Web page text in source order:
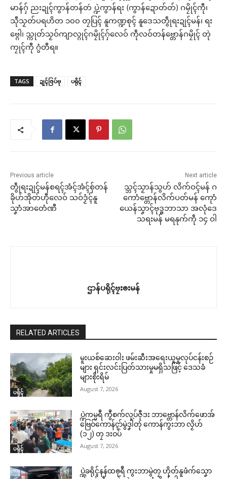
မာန်ဂှ် ညးဍုၚ်ကွာန်တန်တဴ ပ္ဍဲကွာန်ရး (ကွာန်ဍောတ်တ်) ဂမၠိုၚ်ကီု၊
သီုသၟတ်ပရဟိတ ၁၀၀ တၠပြၚ် နူကဏ္ဍစုၚ် နူဒေသတွဵုရးဍုၚ်မန်၊ ရး
ဗ္ဂေါ၊ သ္ကုတ်သၟဝ်ကျာလ္ဂုၚ်ဂမၠိုၚ်ဂှ်လေဝ် ကဵုလဝ်တန်ဗ္တောန်ဂမၠိုၚ် တုဲ
ကၠုၚ်ကီု ဂွံတီရ။
TAGS ဍုၚ်ဇြပ်ဗု ပရိုၚ်
Previous article
တွဵုရးဍုၚ်မန်စရၚ်အံၚ်အံၚ်စှ်တန်
ခိုဟ်အိုတ်ဟီုလေဝ် သဝ်ဒၟံၚ်နူ
သၞာံအာတေံဏီ
Next article
သ္ဘၚ်သၟာန်သွဟ် လိက်ဝၚ်မန် ဂ
ကောံဗ္တောန်လိက်ပတ်မန် ကေုာံ
ယေန်သၞာၚ်ဗုဒ္ဓဘာသာ အလုံဒေ
သရးမန် မရနုက်ကဵု ၁၄ ဝါ
ဌာန်ပရိုၚ်ဗၠးၜးမန်
RELATED ARTICLES
ပရိုၚ်
မူးယစ်ဆေးဝါး ဖမ်းဆီးအရေးယူမှုလုပ်ငန်းစဉ်
များ ရှင်းလင်းပြတ်သားမှုမရှိသဖြင့် ဒေသခံ
များစိုးရိမ်
August 7, 2026
ပရိုၚ်
ပ္ဍဲကမ္မရဳ ကွဳစက်လုပ်ဇီုဒး ဘာဗ္တောန်လိက်ဖောအ်
ဗြေဝ်ကောန်ၚာ်မွဲဒၞါဲတုဲ ကောန်ကွးဘာ လၟိဟ်
(၁၂) တၠ ဒးဝပ်
August 7, 2026
ပ္ဍဲခရိုၚ်နန်ထၜုရဳ ကွးဘာမွဲတၠ ဟိုတ်နူဖံက်သၞော